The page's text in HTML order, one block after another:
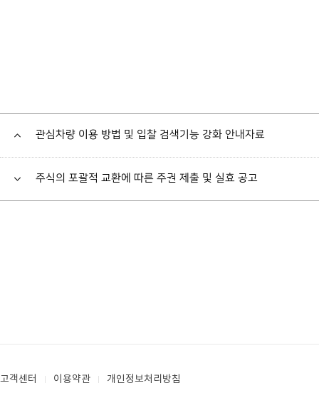
관심차량 이용 방법 및 입찰 검색기능 강화 안내자료
주식의 포괄적 교환에 따른 주권 제출 및 실효 공고
고객센터 이용약관 개인정보처리방침